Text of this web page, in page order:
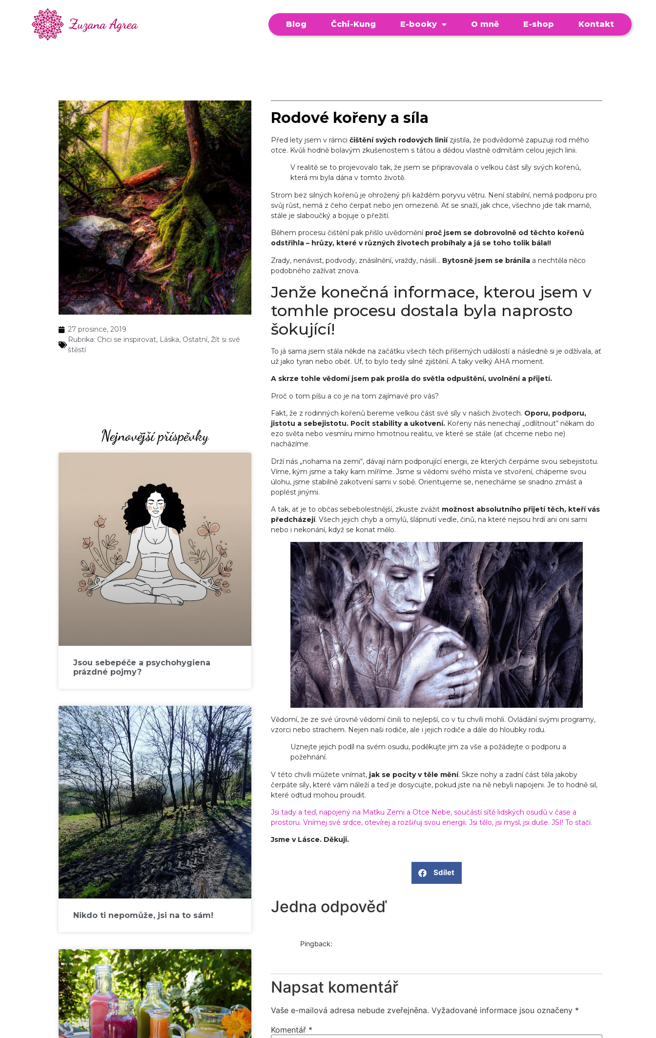
Blog Čchi-Kung E-booky O mně E-shop Kontakt
27 prosince, 2019
Rubrika: Chci se inspirovat, Láska, Ostatní, Žít si své
štěstí
Nejnovější příspěvky
Jsou sebepéče a psychohygiena
prázdné pojmy?
Nikdo ti nepomůže, jsi na to sám!
Rodové kořeny a síla
Před lety jsem v rámci čištění svých rodových linií zjistila, že podvědomě zapuzuji rod mého
otce. Kvůli hodně bolavým zkušenostem s tátou a dědou vlastně odmítám celou jejich linii.
V realitě se to projevovalo tak, že jsem se připravovala o velkou část síly svých kořenů,
která mi byla dána v tomto životě.
Strom bez silných kořenů je ohrožený při každém poryvu větru. Není stabilní, nemá podporu pro
svůj růst, nemá z čeho čerpat nebo jen omezeně. Ať se snaží, jak chce, všechno jde tak marně,
stále je slaboučký a bojuje o přežití.
Během procesu čištění pak přišlo uvědomění proč jsem se dobrovolně od těchto kořenů
odstřihla – hrůzy, které v různých životech probíhaly a já se toho tolik bála!!
Zrady, nenávist, podvody, znásilnění, vraždy, násilí… Bytosně jsem se bránila a nechtěla něco
podobného zažívat znova.
Jenže konečná informace, kterou jsem v
tomhle procesu dostala byla naprosto
šokující!
To já sama jsem stála někde na začátku všech těch příšerných událostí a následně si je odžívala, ať
už jako tyran nebo oběť. Uf, to bylo tedy silné zjištění. A taky velký AHA moment.
A skrze tohle vědomí jsem pak prošla do světla odpuštění, uvolnění a přijetí.
Proč o tom píšu a co je na tom zajímavé pro vás?
Fakt, že z rodinných kořenů bereme velkou část své síly v našich životech. Oporu, podporu,
jistotu a sebejistotu. Pocit stability a ukotvení.Kořeny nás nenechají „odlítnout“ někam do
ezo světa nebo vesmíru mimo hmotnou realitu, ve které se stále (ať chceme nebo ne)
nacházíme.
Drží nás „nohama na zemi“, dávají nám podporující energii, ze kterých čerpáme svou sebejistotu.
Víme, kým jsme a taky kam míříme. Jsme si vědomi svého místa ve stvoření, chápeme svou
úlohu, jsme stabilně zakotvení sami v sobě. Orientujeme se, nenecháme se snadno zmást a
poplést jinými.
A tak, ať je to občas sebebolestnější, zkuste zvážit možnost absolutního přijetí těch, kteří vás
předcházejí. Všech jejich chyb a omylů, šlápnutí vedle, činů, na které nejsou hrdí ani oni sami
nebo i nekonání, když se konat mělo.
Vědomí, že ze své úrovně vědomí činili to nejlepší, co v tu chvíli mohli. Ovládání svými programy,
vzorci nebo strachem. Nejen naši rodiče, ale i jejich rodiče a dále do hloubky rodu.
Uznejte jejich podíl na svém osudu, poděkujte jim za vše a požádejte o podporu a
požehnání.
V této chvíli můžete vnímat, jak se pocity v těle mění. Skze nohy a zadní část těla jakoby
čerpáte síly, které vám náleží a teď je dosycujte, pokud jste na ně nebyli napojeni. Je to hodně sil,
které odtud mohou proudit.
Jsi tady a teď, napojený na Matku Zemi a Otce Nebe, součástí sítě lidských osudů v čase a
prostoru. Vnímej své srdce, otevírej a rozšiřuj svou energii. Jsi tělo, jsi mysl, jsi duše. JSI! To stačí.
Jsme v Lásce. Děkuji.
Sdílet
Jedna odpověď
Pingback:
Napsat komentář
Vaše e-mailová adresa nebude zveřejněna. Vyžadované informace jsou označeny *
Komentář *